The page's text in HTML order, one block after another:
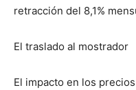
retracción del 8,1%
El traslado al mostrador
El impacto en los